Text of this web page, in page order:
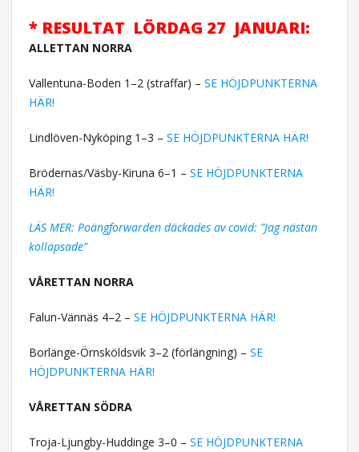
* RESULTAT LÖRDAG 27 JANUARI:
ALLETTAN NORRA
Vallentuna-Boden 1–2 (straffar) – SE HÖJDPUNKTERNA
HÄR!
Lindlöven-Nyköping 1–3 – SE HÖJDPUNKTERNA HÄR!
Brödernas/Väsby-Kiruna 6–1 – SE HÖJDPUNKTERNA
HÄR!
LÄS MER: Poängforwarden däckades av covid: ”Jag nästan
kollapsade”
VÅRETTAN NORRA
Falun-Vännäs 4–2 – SE HÖJDPUNKTERNA HÄR!
Borlänge-Örnsköldsvik 3–2 (förlängning) – SE
HÖJDPUNKTERNA HÄR!
VÅRETTAN SÖDRA
Troja-Ljungby-Huddinge 3–0 – SE HÖJDPUNKTERNA